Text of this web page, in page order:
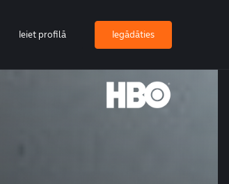
Ieiet profilā Iegādāties